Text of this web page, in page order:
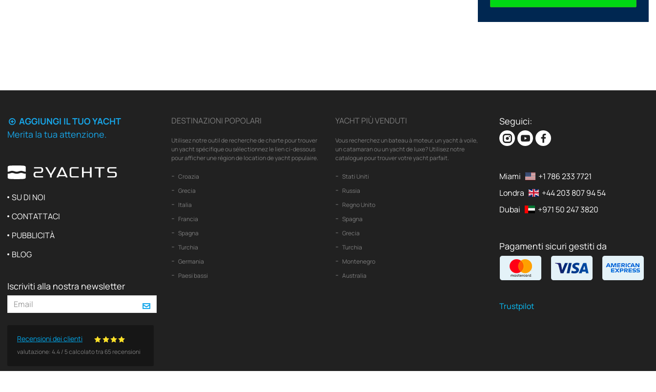
AGGIUNGI IL TUO YACHT
Merita la tua attenzione.
SU DI NOI
CONTATTACI
PUBBLICITÀ
BLOG
Iscriviti alla nostra newsletter
Recensioni dei clienti
valutazione:4.4/ 5calcolato tra 65recensioni
DESTINAZIONI POPOLARI
Utilisez notre outil de recherche de charte pour trouver
un yacht spécifique ou sélectionnez le lien ci-dessous
pour afficher une région de location de yacht populaire.
Croazia
Grecia
Italia
Francia
Spagna
Turchia
Germania
Paesi bassi
YACHT PIÙ VENDUTI
Vous recherchez un bateau à moteur, un yacht à voile,
un catamaran ou un yacht de luxe? Utilisez notre
catalogue pour trouver votre yacht parfait.
Stati Uniti
Russia
Regno Unito
Spagna
Grecia
Turchia
Montenegro
Australia
Seguici:
Miami
+1 786 233 7721
Londra
+44 203 807 94 54
Dubai
+971 50 247 3820
Pagamenti sicuri gestiti da
Trustpilot